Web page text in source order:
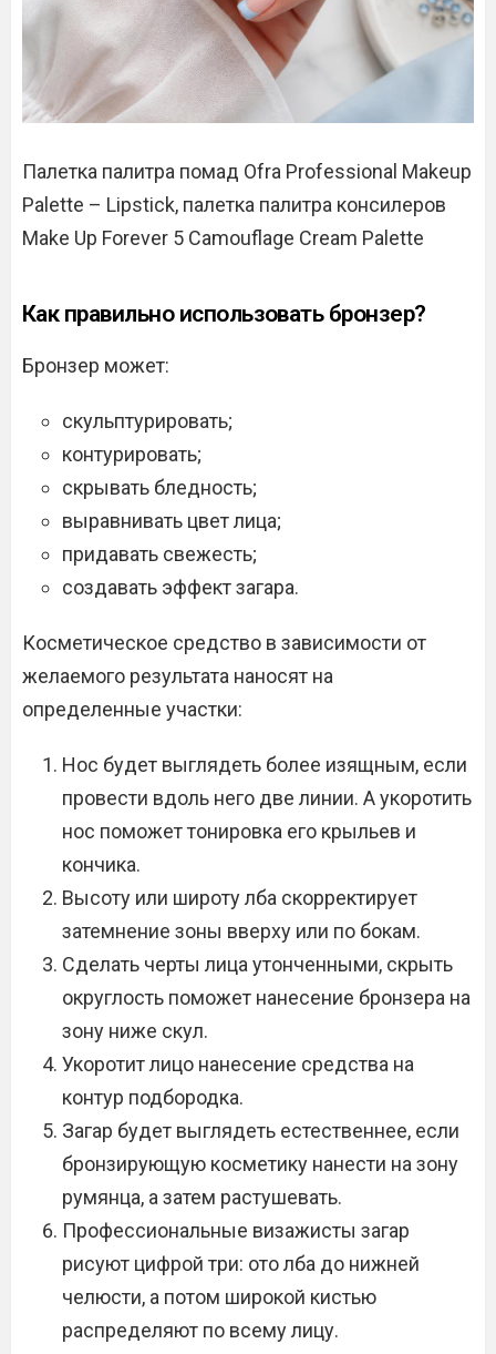
Палетка палитра помад Ofra Professional Makeup
Palette – Lipstick, палетка палитра консилеров
Make Up Forever 5 Camouflage Cream Palette
Как правильно использовать бронзер?
Бронзер может:
скульптурировать;
контурировать;
скрывать бледность;
выравнивать цвет лица;
придавать свежесть;
создавать эффект загара.
Косметическое средство в зависимости от
желаемого результата наносят на
определенные участки:
Нос будет выглядеть более изящным, если
провести вдоль него две линии. А укоротить
нос поможет тонировка его крыльев и
кончика.
Высоту или широту лба скорректирует
затемнение зоны вверху или по бокам.
Сделать черты лица утонченными, скрыть
округлость поможет нанесение бронзера на
зону ниже скул.
Укоротит лицо нанесение средства на
контур подбородка.
Загар будет выглядеть естественнее, если
бронзирующую косметику нанести на зону
румянца, а затем растушевать.
Профессиональные визажисты загар
рисуют цифрой три: ото лба до нижней
челюсти, а потом широкой кистью
распределяют по всему лицу.